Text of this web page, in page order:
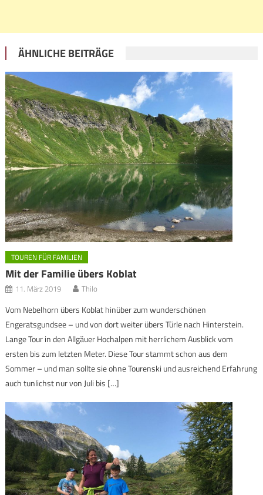
ÄHNLICHE BEITRÄGE
TOUREN FÜR FAMILIEN
Mit der Familie übers Koblat
11. März 2019 Thilo
Vom Nebelhorn übers Koblat hinüber zum wunderschönen
Engeratsgundsee – und von dort weiter übers Türle nach Hinterstein.
Lange Tour in den Allgäuer Hochalpen mit herrlichem Ausblick vom
ersten bis zum letzten Meter. Diese Tour stammt schon aus dem
Sommer – und man sollte sie ohne Tourenski und ausreichend Erfahrung
auch tunlichst nur von Juli bis […]